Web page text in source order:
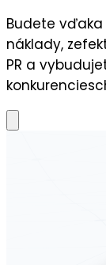
Budete
náklady,
PR a